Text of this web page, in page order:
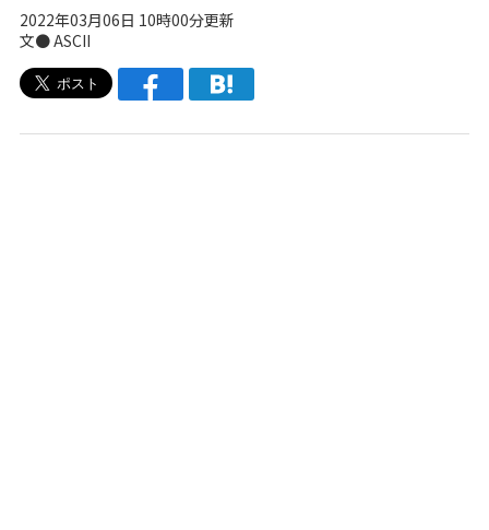
2022年03月06日 10時00分更新
文● ASCII